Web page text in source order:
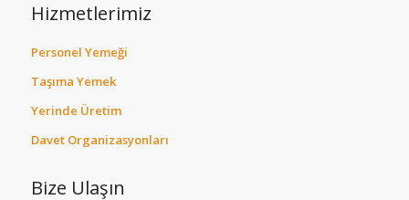
Hizmetlerimiz
Personel Yemeği
Taşıma Yemek
Yerinde Üretim
Davet Organizasyonları
Bize Ulaşın